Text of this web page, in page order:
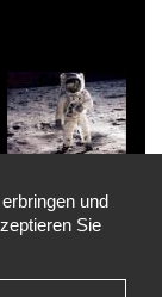
und
Sie